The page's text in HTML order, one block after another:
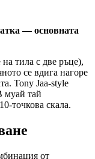
— основната
тила с две ръце),
се вдига нагоре
Tony Jaa-style
муай тай
точкова скала.
от